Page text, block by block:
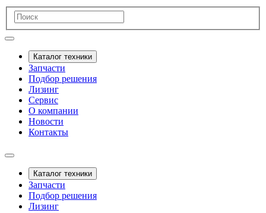
Каталог техники
Запчасти
Подбор решения
Лизинг
Сервис
О компании
Новости
Контакты
Каталог техники
Запчасти
Подбор решения
Лизинг